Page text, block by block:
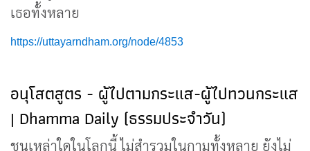
เธอทั้งหลาย
https://uttayarndham.org/node/4853
อนุโสตสูตร - ผู้ไปตามกระแส-ผู้ไปทวนกระแส
| Dhamma Daily (ธรรมประจำวัน)
ชนเหล่าใดในโลกนี้ ไม่สำรวมในกามทั้งหลาย ยังไม่